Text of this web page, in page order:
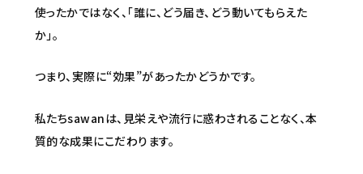
使ったかではなく、「誰に、どう届き、どう動いてもらえた
か」。
つまり、実際に“効果”があったかどうかです。
私たちsawanは、見栄えや流行に惑わされることなく、本
質的な成果にこだわります。